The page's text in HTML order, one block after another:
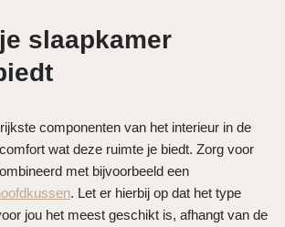
slaapkamer
componenten van het interieur in de
wat deze ruimte je biedt. Zorg voor
met bijvoorbeeld een
. Let er hierbij op dat het type
jou het meest geschikt is, afhangt van de